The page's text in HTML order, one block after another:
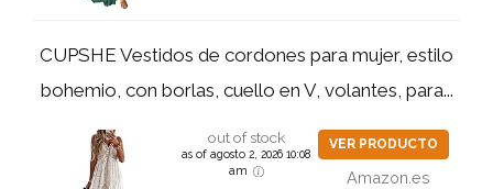
CUPSHE Vestidos de cordones para mujer, estilo
bohemio, con borlas, cuello en V, volantes, para...
out of stock
as of agosto 2, 2026 10:08
am
VER PRODUCTO
Amazon.es